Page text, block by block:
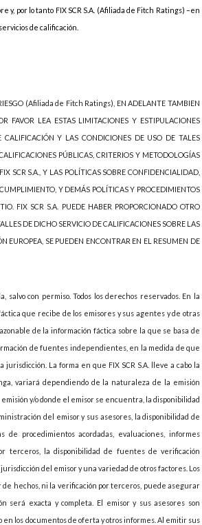
por lo tanto FIX SCR S.A. (Afiliada de Fitch Ratings) –en
de calificación.
(Afiliada de Fitch Ratings), EN ADELANTE TAMBIEN
FAVOR LEA ESTAS LIMITACIONES Y ESTIPULACIONES
Y LAS CONDICIONES DE USO DE TALES
PÚBLICAS, CRITERIOS Y METODOLOGÍAS
SCR S.A., Y LAS POLÍTICAS SOBRE CONFIDENCIALIDAD,
Y DEMÁS POLÍTICAS Y PROCEDIMIENTOS
FIX SCR S.A. PUEDE HABER PROPORCIONADO OTRO
DE DICHO SERVICIO DE CALIFICACIONES SOBRE LAS
SE PUEDEN ENCONTRAR EN EL RESUMEN DE
con permiso. Todos los derechos reservados. En la
que recibe de los emisores y sus agentes y de otras
de la información fáctica sobre la que se basa de
de fuentes independientes, en la medida de que
La forma en que FIX SCR S.A. lleve a cabo la
variará dependiendo de la naturaleza de la emisión
y/o donde el emisor se encuentra, la disponibilidad
del emisor y sus asesores, la disponibilidad de
procedimientos acordadas, evaluaciones, informes
terceros, la disponibilidad de fuentes de verificación
del emisor y una variedad de otros factores. Los
hechos, ni la verificación por terceros, puede asegurar
será exacta y completa. El emisor y sus asesores son
en los documentos de oferta y otros informes. Al emitir sus